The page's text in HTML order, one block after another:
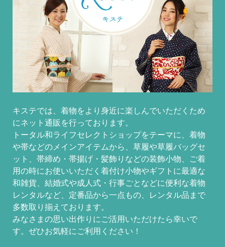
キステでは、着物をより身近に楽しんでいただくため
にネット通販を行っております。
トータル和ライフセレクトショップをテーマに、着物
や帯などのメインアイテムから、草履や草履バッグセ
ット、帯締め・帯揚げ・髪飾りなどの装飾小物、ご着
用の時にお使いいただく着付け小物やギフトに最適な
和雑貨、結婚式や成人式・行事ごとなどに便利な着物
レンタルなど、定番品から一点もの、レンタル品まで
多数取り揃えております。
みなさまの思い出作りにご活用いただけたら幸いで
す。ぜひお気軽にご利用ください！